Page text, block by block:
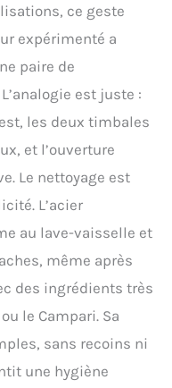
ce geste
expérimenté a
paire de
est juste :
les deux timbales
et l’ouverture
Le nettoyage est
L’acier
au lave-vaisselle et
même après
des ingrédients très
le Campari. Sa
sans recoins ni
une hygiène